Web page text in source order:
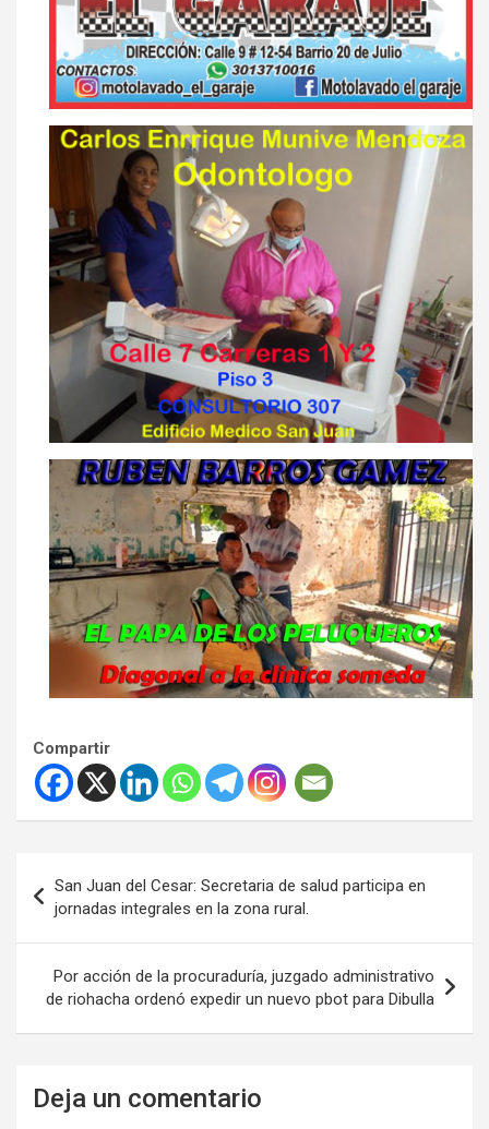
Compartir
de
entradas
San Juan del Cesar: Secretaria de salud participa en
jornadas integrales en la zona rural.
Por acción de la procuraduría, juzgado administrativo
de riohacha ordenó expedir un nuevo pbot para Dibulla
Deja un comentario